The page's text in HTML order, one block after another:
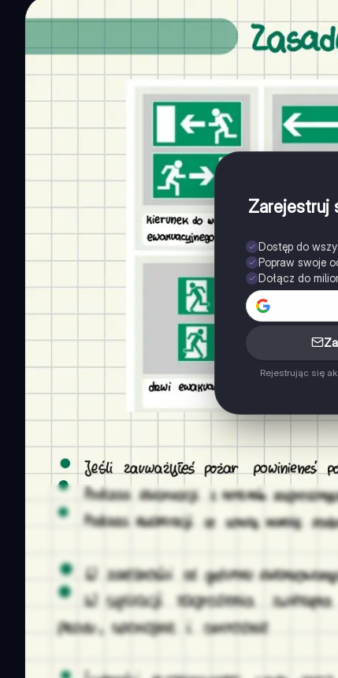
Zarejestruj
Dostęp do
Popraw swoje
Dołącz do
Rejestrując się